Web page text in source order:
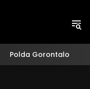
Polda Gorontalo